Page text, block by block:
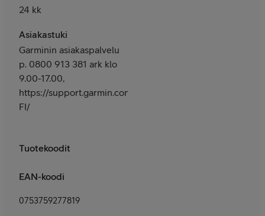
24 kk
Asiakastuki
Garminin asiakaspalvelu
p. 0800 913 381 ark klo
9.00-17.00,
https://support.garmin.com/fi-
FI/
Tuotekoodit
EAN-koodi
0753759277819